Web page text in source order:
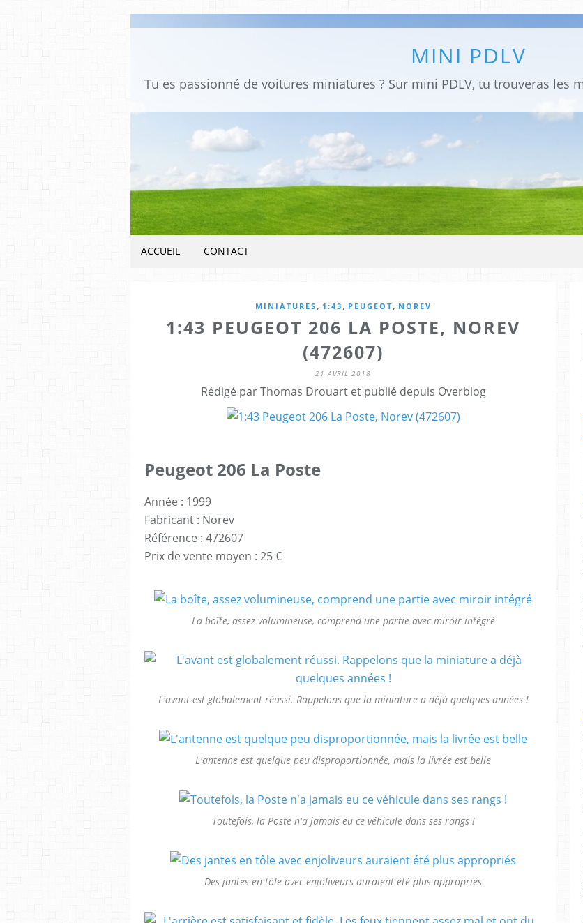
MINI PDLV
ACCUEIL CONTACT
MINIATURES , 1:43 , PEUGEOT, NOREV
1:43 PEUGEOT 206 LA POSTE, NOREV
(472607)
21 AVRIL 2018
Rédigé par Thomas Drouart et publié depuis Overblog
Peugeot 206 La Poste
Année : 1999
Fabricant : Norev
Référence : 472607
Prix de vente moyen : 25 €
La boîte, assez volumineuse, comprend une partie avec miroir intégré
L'avant est globalement réussi. Rappelons que la miniature a déjà quelques années !
L'antenne est quelque peu disproportionnée, mais la livrée est belle
Toutefois, la Poste n'a jamais eu ce véhicule dans ses rangs !
Des jantes en tôle avec enjoliveurs auraient été plus appropriés